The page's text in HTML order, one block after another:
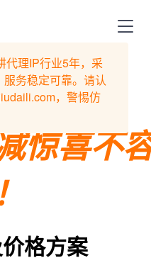
惊喜不
格方案
代理IP行业5年，采
务稳定可靠。请认
，警惕仿